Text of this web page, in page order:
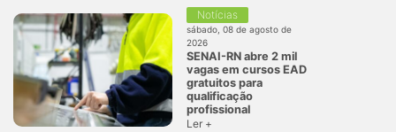
Notícias
sábado, 08 de agosto de
2026
SENAI-RN abre 2 mil
vagas em cursos EAD
gratuitos para
qualificação
profissional
Ler +